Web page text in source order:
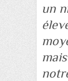
un